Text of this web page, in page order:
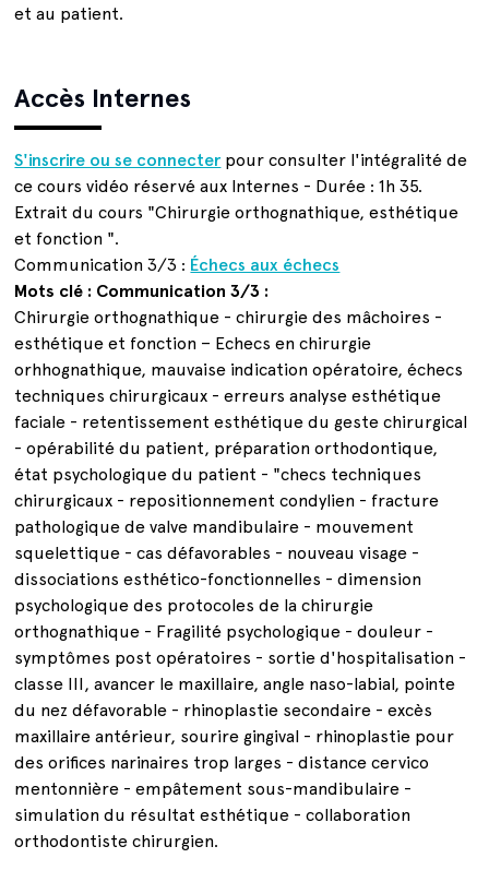
et au patient.
Accès Internes
S'inscrire ou se connecter pour consulter l'intégralité de
ce cours vidéo réservé aux Internes - Durée : 1h 35.
Extrait du cours "Chirurgie orthognathique, esthétique
et fonction ".
Communication 3/3 : Échecs aux échecs
Mots clé : Communication 3/3 :
Chirurgie orthognathique - chirurgie des mâchoires -
esthétique et fonction – Echecs en chirurgie
orhhognathique, mauvaise indication opératoire, échecs
techniques chirurgicaux - erreurs analyse esthétique
faciale - retentissement esthétique du geste chirurgical
- opérabilité du patient, préparation orthodontique,
état psychologique du patient - "checs techniques
chirurgicaux - repositionnement condylien - fracture
pathologique de valve mandibulaire - mouvement
squelettique - cas défavorables - nouveau visage -
dissociations esthético-fonctionnelles - dimension
psychologique des protocoles de la chirurgie
orthognathique - Fragilité psychologique - douleur -
symptômes post opératoires - sortie d'hospitalisation -
classe III, avancer le maxillaire, angle naso-labial, pointe
du nez défavorable - rhinoplastie secondaire - excès
maxillaire antérieur, sourire gingival - rhinoplastie pour
des orifices narinaires trop larges - distance cervico
mentonnière - empâtement sous-mandibulaire -
simulation du résultat esthétique - collaboration
orthodontiste chirurgien.